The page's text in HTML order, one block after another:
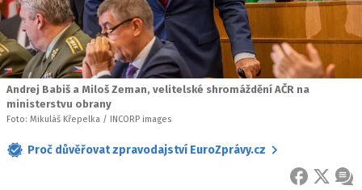
Andrej Babiš a Miloš Zeman, velitelské shromáždění AČR na
ministerstvu obrany
Foto: Mikuláš Křepelka / INCORP images
Proč důvěřovat zpravodajství EuroZprávy.cz
FACEBOOK
X